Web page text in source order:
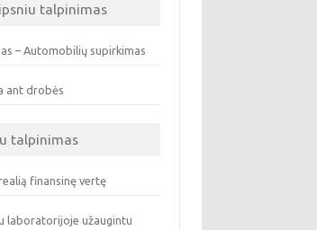
talpinimas
– Automobilių supirkimas
ant drobės
talpinimas
finansinę vertę
laboratorijoje užaugintu